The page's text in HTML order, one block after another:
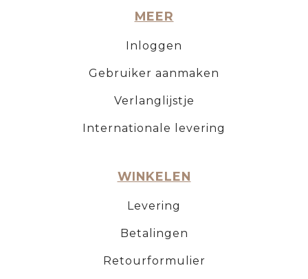
MEER
Inloggen
Gebruiker aanmaken
Verlanglijstje
Internationale levering
WINKELEN
Levering
Betalingen
Retourformulier